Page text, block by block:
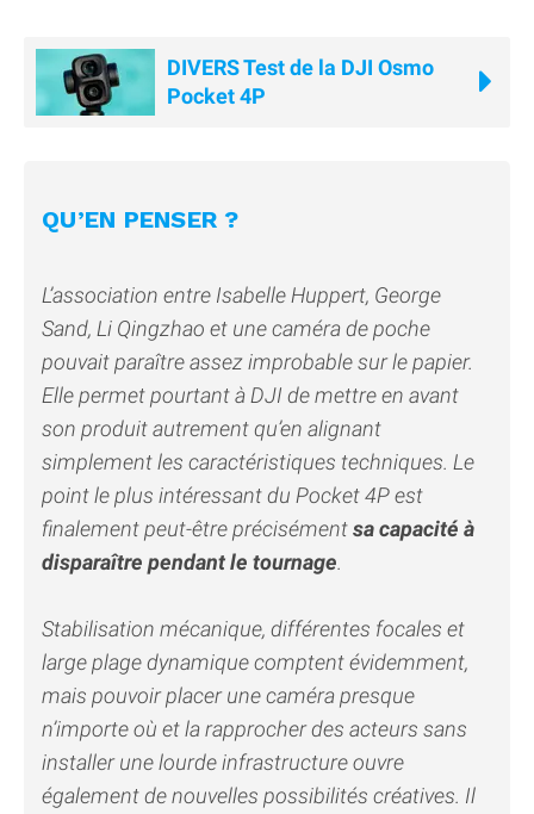
DIVERS Test de la DJI Osmo
Pocket 4P
QU’EN PENSER ?
L’association entre Isabelle Huppert, George
Sand, Li Qingzhao et une caméra de poche
pouvait paraître assez improbable sur le papier.
Elle permet pourtant à DJI de mettre en avant
son produit autrement qu’en alignant
simplement les caractéristiques techniques. Le
point le plus intéressant du Pocket 4P est
finalement peut-être précisémentsa capacité à
disparaître pendant le tournage.
Stabilisation mécanique, différentes focales et
large plage dynamique comptent évidemment,
mais pouvoir placer une caméra presque
n’importe où et la rapprocher des acteurs sans
installer une lourde infrastructure ouvre
également de nouvelles possibilités créatives. Il